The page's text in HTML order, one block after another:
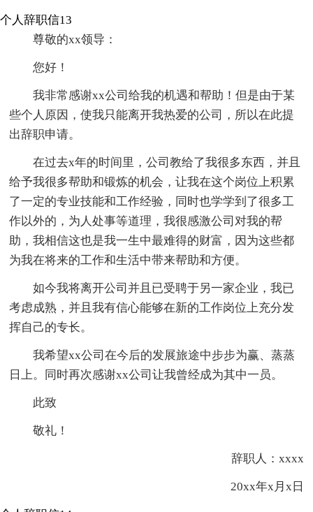
个人辞职信13
尊敬的xx领导：
您好！
我非常感谢xx公司给我的机遇和帮助！但是由于某
些个人原因，使我只能离开我热爱的公司，所以在此提
出辞职申请。
在过去x年的时间里，公司教给了我很多东西，并且
给予我很多帮助和锻炼的机会，让我在这个岗位上积累
了一定的专业技能和工作经验，同时也学学到了很多工
作以外的，为人处事等道理，我很感激公司对我的帮
助，我相信这也是我一生中最难得的财富，因为这些都
为我在将来的工作和生活中带来帮助和方便。
如今我将离开公司并且已受聘于另一家企业，我已
考虑成熟，并且我有信心能够在新的工作岗位上充分发
挥自己的专长。
我希望xx公司在今后的发展旅途中步步为赢、蒸蒸
日上。同时再次感谢xx公司让我曾经成为其中一员。
此致
敬礼！
辞职人：xxxx
20xx年x月x日